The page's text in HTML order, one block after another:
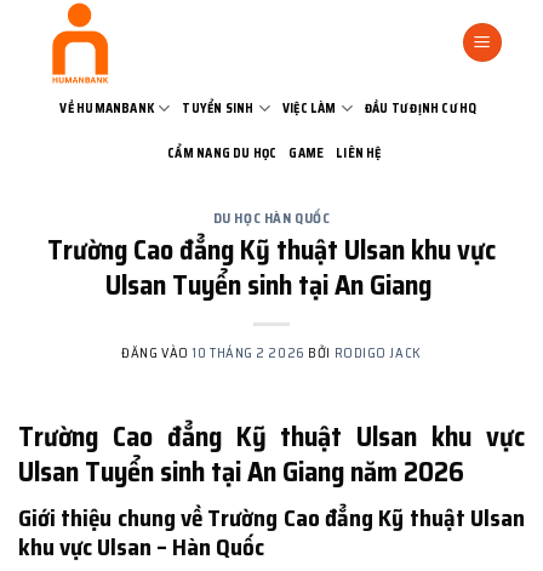
VỀ HUMANBANK TUYỂN SINH VIỆC LÀM ĐẦU TƯ ĐỊNH CƯ HQ
CẨM NANG DU HỌC GAME LIÊN HỆ
DU HỌC HÀN QUỐC
Trường Cao đẳng Kỹ thuật Ulsan khu vực
Ulsan Tuyển sinh tại An Giang
ĐĂNG VÀO10 THÁNG 2 2026 BỞI RODIGO JACK
Trường Cao đẳng Kỹ thuật Ulsan khu vực
Ulsan Tuyển sinh tại An Giang năm 2026
Giới thiệu chung về Trường Cao đẳng Kỹ thuật Ulsan
khu vực Ulsan – Hàn Quốc